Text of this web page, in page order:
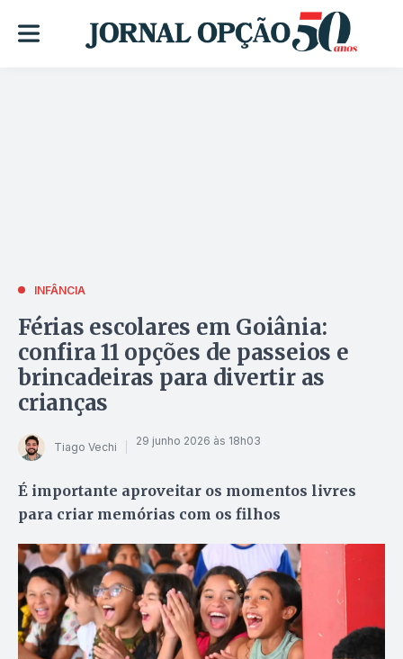
INFÂNCIA
Férias escolares em Goiânia:
confira 11 opções de passeios e
brincadeiras para divertir as
crianças
Tiago Vechi 29 junho 2026 às 18h03
É importante aproveitar os momentos livres
para criar memórias com os filhos